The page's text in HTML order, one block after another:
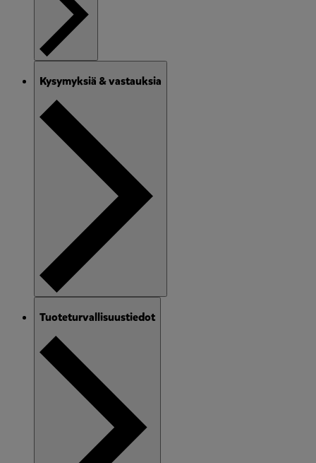
Kysymyksiä & vastauksia
Tuoteturvallisuustiedot